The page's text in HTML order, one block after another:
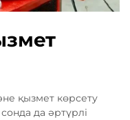
қызмет көрсету
сонда да әртүрлі